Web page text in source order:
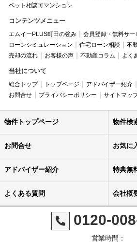
ペット相談可マンション
コンテンツメニュー
エムイーPLUS町田の強み 会員登録・無料サー
ローンシミュレーション
住宅ローン相談
不
売却の流れ
お客様の声 不動産コラム よく
当社について
総合トップ トップページ アドバイザー紹介
お問合せ
プライバシーポリシー サイトマッ
物件トップページ 物件検
お問合せ お気に
アドバイザー紹介 特典無
よくある質問 会社概
0120-
営業時間：